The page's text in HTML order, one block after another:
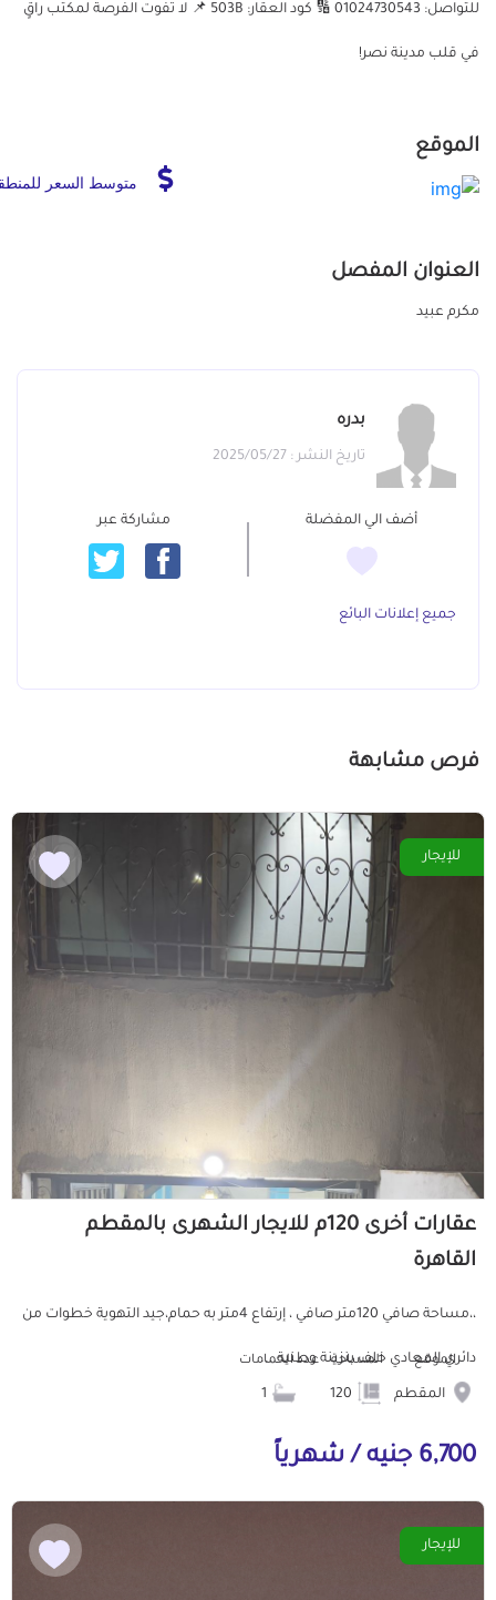
للتواصل: 01024730543 🔢 كود العقار: 503B 📌 لا تفوت الفرصة لمكتب راقٍ
في قلب مدينة نصر!
الموقع
متوسط السعر
العنوان المفصل
مكرم عبيد
بدره
تاريخ النشر : 2025/05/27
أضف الي المفضلة مشاركة عبر
جميع إعلانات البائع
فرص مشابهة
للإيجار
عقارات أخرى 120م للايجار الشهرى بالمقطم
القاهرة
،،مساحة صافي 120متر صافي ، إرتفاع 4متر به حمام،جيد التهوية خطوات من
دائري المعادي خلف بنزينة وطنية ...
الموقع
المقطم
المساحة عدد الحمامات
6,700 جنيه / شهرياً
للإيجار